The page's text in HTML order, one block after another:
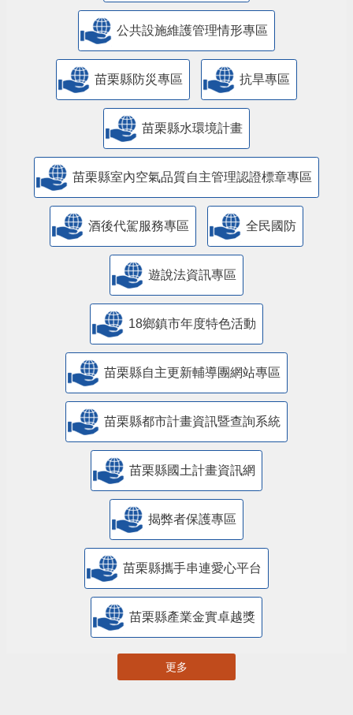
​公共設施維護管理情形專區
苗栗縣防災專區 抗旱專區
苗栗縣水環境計畫
苗栗縣室內空氣品質自主管理認證標章專區
酒後代駕服務專區 全民國防
遊說法資訊專區
18鄉鎮市年度特色活動
苗栗縣自主更新輔導團網站專區
苗栗縣都市計畫資訊暨查詢系統
苗栗縣國土計畫資訊網
揭弊者保護專區
苗栗縣攜手串連愛心平台
苗栗縣產業金實卓越獎
更多